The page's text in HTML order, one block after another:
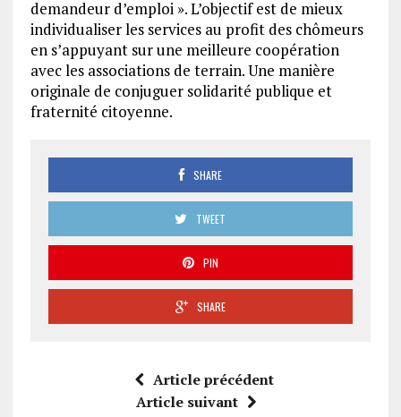
demandeur d’emploi ». L’objectif est de mieux
individualiser les services au profit des chômeurs
en s’appuyant sur une meilleure coopération
avec les associations de terrain. Une manière
originale de conjuguer solidarité publique et
fraternité citoyenne.
SHARE
TWEET
PIN
SHARE
Article précédent
Article suivant